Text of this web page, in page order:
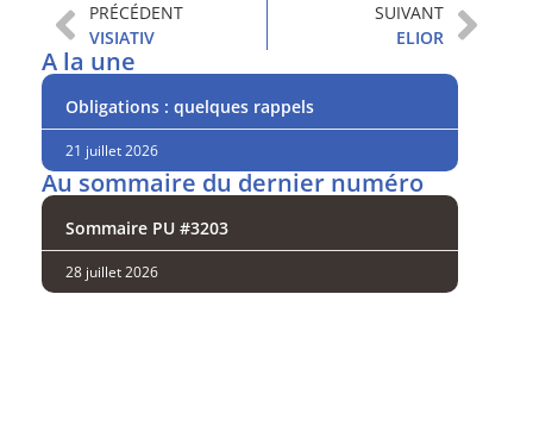
PRÉCÉDENT
VISIATIV
SUIVANT
ELIOR
A la une
Obligations : quelques rappels
21 juillet 2026
Au sommaire du dernier numéro
Sommaire PU #3203
28 juillet 2026